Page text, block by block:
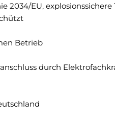
2034/EU,
Betrieb
durch